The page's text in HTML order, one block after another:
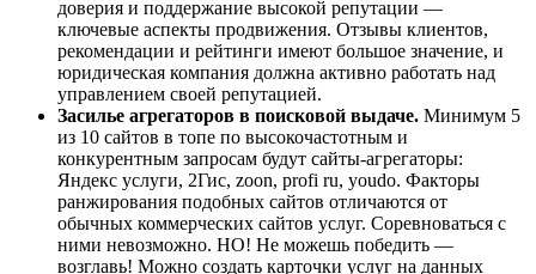
доверия и поддержание высокой репутации —
ключевые аспекты продвижения. Отзывы клиентов,
рекомендации и рейтинги имеют большое значение, и
юридическая компания должна активно работать над
управлением своей репутацией.
Засилье агрегаторов в поисковой выдаче. Минимум 5
из 10 сайтов в топе по высокочастотным и
конкурентным запросам будут сайты-агрегаторы:
Яндекс услуги, 2Гис, zoon, profi ru, youdo. Факторы
ранжирования подобных сайтов отличаются от
обычных коммерческих сайтов услуг. Соревноваться с
ними невозможно. НО! Не можешь победить —
возглавь! Можно создать карточки услуг на данных